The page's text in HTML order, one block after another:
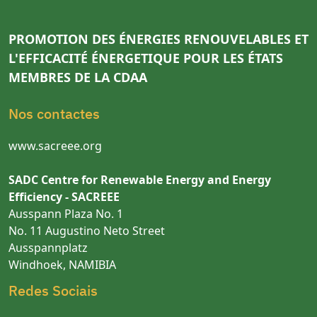
PROMOTION DES ÉNERGIES RENOUVELABLES ET
L'EFFICACITÉ ÉNERGETIQUE POUR LES ÉTATS
MEMBRES DE LA CDAA
Nos contactes
www.sacreee.org
SADC Centre for Renewable Energy and Energy
Efficiency - SACREEE
Ausspann Plaza No. 1
No. 11 Augustino Neto Street
Ausspannplatz
Windhoek, NAMIBIA
Redes Sociais